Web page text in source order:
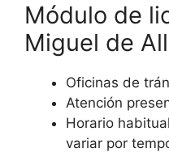
Módulo de
Miguel de
Oficinas de
Atención
Horario
variar por